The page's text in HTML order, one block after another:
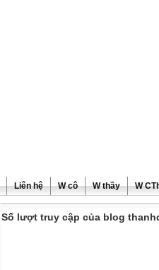
Liên hệ W cô W thầy W
Số lượt truy cập của blog